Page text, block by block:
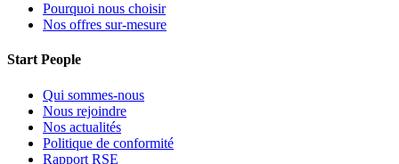
Pourquoi nous choisir
Nos offres sur-mesure
Start People
Qui sommes-nous
Nous rejoindre
Nos actualités
Politique de conformité
Rapport RSE